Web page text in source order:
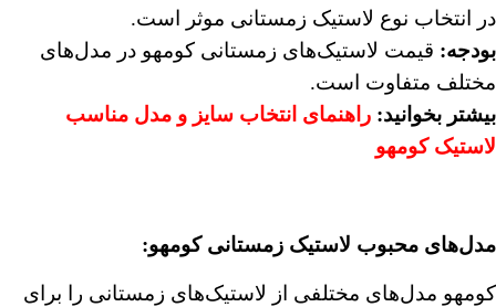
در انتخاب نوع لاستیک زمستانی موثر است.
بودجه: قیمت لاستیک‌های زمستانی کومهو در مدل‌های
مختلف متفاوت است.
بیشتر بخوانید: راهنمای انتخاب سایز و مدل مناسب
لاستیک کومهو
مدل‌های محبوب لاستیک زمستانی کومهو:
کومهو مدل‌های مختلفی از لاستیک‌های زمستانی را برای